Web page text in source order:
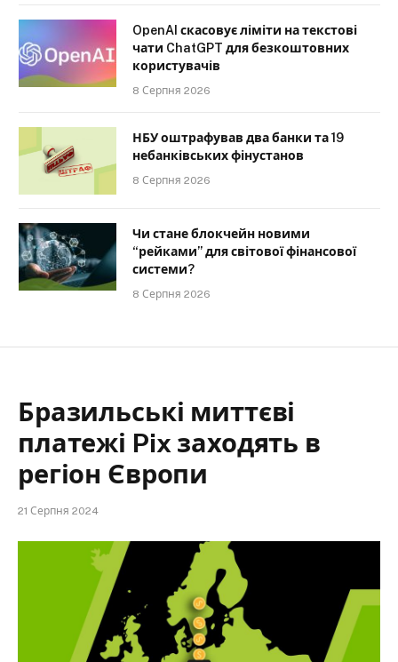
OpenAI скасовує ліміти на текстові
чати ChatGPT для безкоштовних
користувачів
8 Серпня 2026
НБУ оштрафував два банки та 19
небанківських фінустанов
8 Серпня 2026
Чи стане блокчейн новими
“рейками” для світової фінансової
системи?
8 Серпня 2026
Бразильські миттєві
платежі Pix заходять в
регіон Європи
21 Серпня 2024